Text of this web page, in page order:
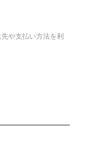
や支払い方法を利